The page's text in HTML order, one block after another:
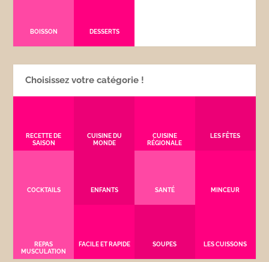
BOISSON DESSERTS
Choisissez votre catégorie !
RECETTE DE
SAISON
CUISINE DU
MONDE
CUISINE
RÉGIONALE
LES FÊTES
COCKTAILS ENFANTS SANTÉ MINCEUR
REPAS
MUSCULATION
FACILE ET RAPIDE SOUPES LES CUISSONS